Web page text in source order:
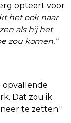
opteert voor
het ook naar
als hij het
zou komen.''
opvallende
Dat zou ik
te zetten.''